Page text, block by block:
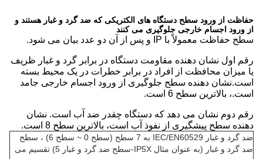
حفاظت از ورود سطح دستگاه های الکتریکی که ضد گرد و غبار هستند و
از ورود اجسام خارجی جلوگیری می کنند
سطح حفاظت معمولاً با IP و پس از آن دو عدد بیان می شود.
رقم اول نشان دهنده مقاومت دستگاه در برابر گرد و غبار ظریف
یا میزان محافظت از افراد در برابر خطرات در یک محیط بسته
است.نشان دهنده سطح جلوگیری از ورود اجسام خارجی جامد
است.، بالاترین سطح 6 است.
رقم دوم نشان می دهد که دستگاه چقدر ضد آب است. نشان
دهنده سطح پیشگیری از نفوذ آب است، بالاترین سطح 8 است.
ضد گرد و غبار IEC/EN60529 به 7 سطح (سطح 0 ~ سطح 6) ، سطح
ضد گرد و غبار (به عنوان مثال IP5X-سطح ضد گرد و غبار 5) تقسیم می